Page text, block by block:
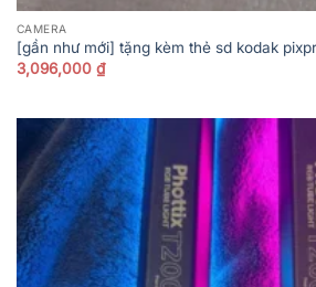
CAMERA
[gần như mới] tặng kèm thẻ sd kodak
3,096,000 ₫